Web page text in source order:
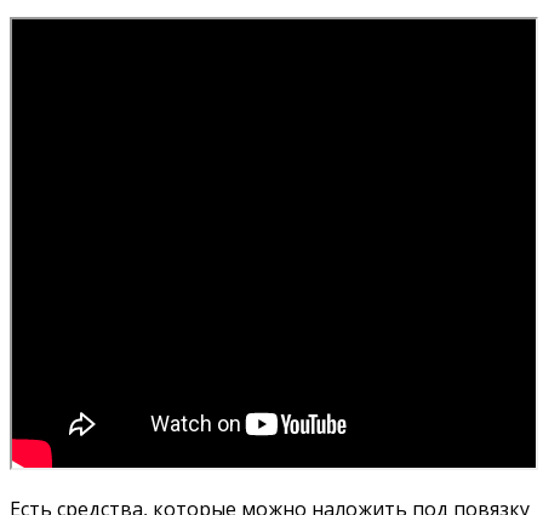
Есть средства, которые можно наложить под повязку